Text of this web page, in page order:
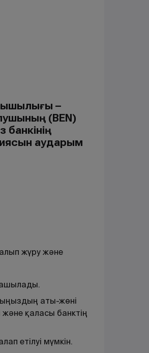
–
(BEN)
банкінің
аударым
жүру және
ашылады.
аты-жөні
қаласы банктің
етілуі мүмкін.